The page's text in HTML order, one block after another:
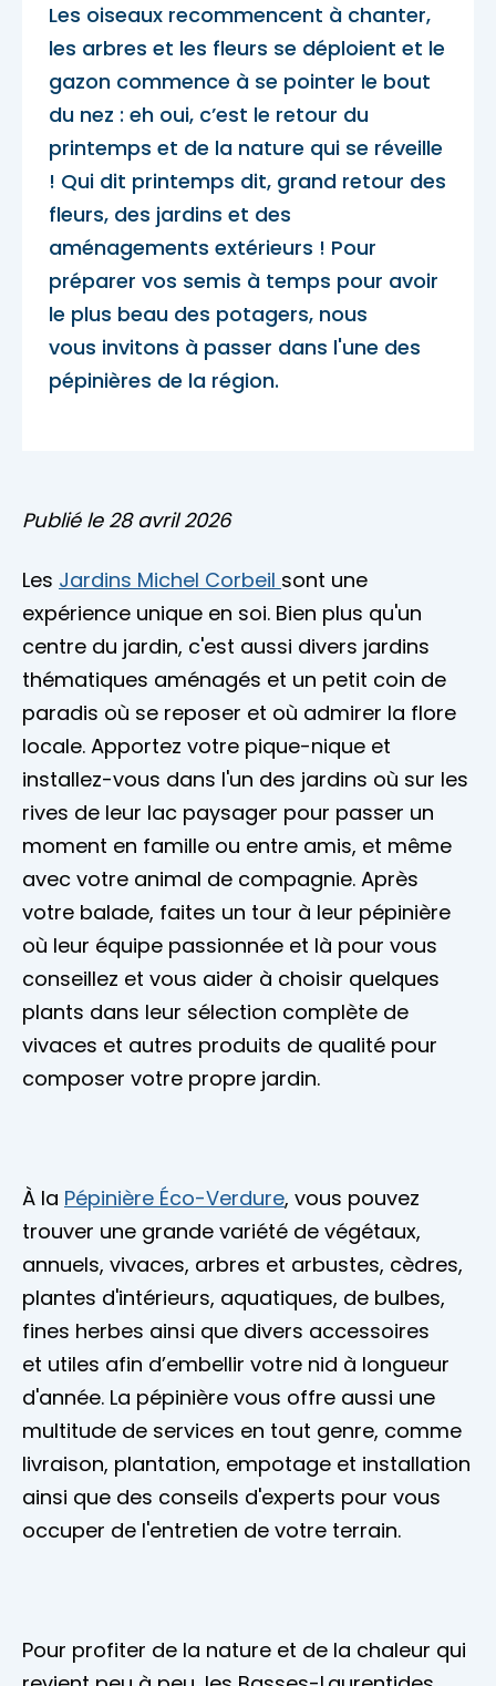
Escapades bien-être
Trouvez des escapades
Blogue
Carte des attraits
Calendrier
Mariages
Accès membre
Nous joindre
Les oiseaux recommencent à chanter,
les arbres et les fleurs se déploient et le
gazon commence à se pointer le bout
du nez : eh oui, c’est le retour du
printemps et de la nature qui se réveille
! Qui dit printemps dit, grand retour des
fleurs, des jardins et des
aménagements extérieurs ! Pour
préparer vos semis à temps pour avoir
le plus beau des potagers, nous
vous invitons à passer dans l'une des
pépinières de la région.
Publié le 28 avril 2026
Les Jardins Michel Corbeil sont une
expérience unique en soi. Bien plus qu'un
centre du jardin, c'est aussi divers jardins
thématiques aménagés et un petit coin de
paradis où se reposer et où admirer la flore
locale. Apportez votre pique-nique et
installez-vous dans l'un des jardins où sur les
rives de leur lac paysager pour passer un
moment en famille ou entre amis, et même
avec votre animal de compagnie. Après
votre balade, faites un tour à leur pépinière
où leur équipe passionnée et là pour vous
conseillez et vous aider à choisir quelques
plants dans leur sélection complète de
vivaces et autres produits de qualité pour
composer votre propre jardin.
À la Pépinière Éco-Verdure, vous pouvez
trouver une grande variété de végétaux,
annuels, vivaces, arbres et arbustes, cèdres,
plantes d'intérieurs, aquatiques, de bulbes,
fines herbes ainsi que divers accessoires
et utiles afin d’embellir votre nid à longueur
d'année. La pépinière vous offre aussi une
multitude de services en tout genre, comme
livraison, plantation, empotage et installation
ainsi que des conseils d'experts pour vous
occuper de l'entretien de votre terrain.
Pour profiter de la nature et de la chaleur qui